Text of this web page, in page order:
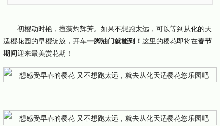
初樱动时艳，擅藻灼辉芳。如果不想跑太远，可以等到从化的天
适樱花园的早樱绽放，开车一脚油门就能到！ 这里的樱花即将在春节
期间迎来最美赏花期！